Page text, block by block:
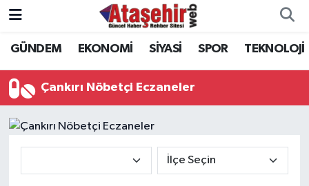
GÜNDEM EKONOMİ SİYASİ SPOR TEKNOLOJİ
Çankırı Nöbetçi Eczaneler
Hava Durumu
Trafik Durumu
Süper Lig Puan Durumu ve Fikstür